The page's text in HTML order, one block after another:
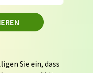
Sie ein, dass